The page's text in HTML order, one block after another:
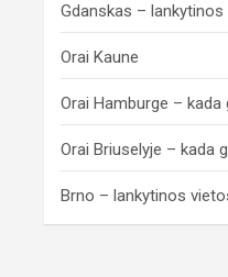
Gdanskas –
Orai Kaune
Orai Hamburge – kada
Orai Briuselyje – kada
Brno – lankytinos